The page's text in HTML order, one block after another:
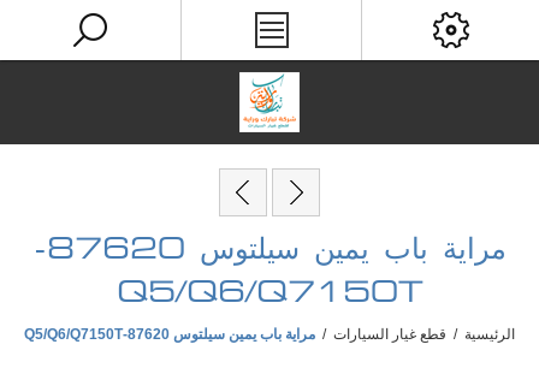
مراية باب يمين سيلتوس 87620-
Q5/Q6/Q7150T
الرئيسية / قطع غيار السيارات / مراية باب يمين سيلتوس 87620-Q5/Q6/Q7150T